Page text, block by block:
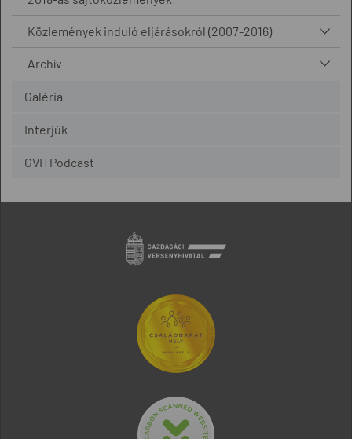
Közlemények induló eljárásokról (2007-2016)
Archív
Galéria
Interjúk
GVH Podcast